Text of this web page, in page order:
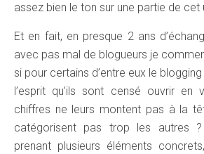
assez bien le ton sur une partie de cet
Et en fait, en presque 2 ans
avec pas mal de blogueurs je
si pour certains d’entre eux le
l’esprit qu’ils sont censé ouvrir en
chiffres ne leurs montent pas à la
catégorisent pas trop les autres ?
prenant plusieurs éléments